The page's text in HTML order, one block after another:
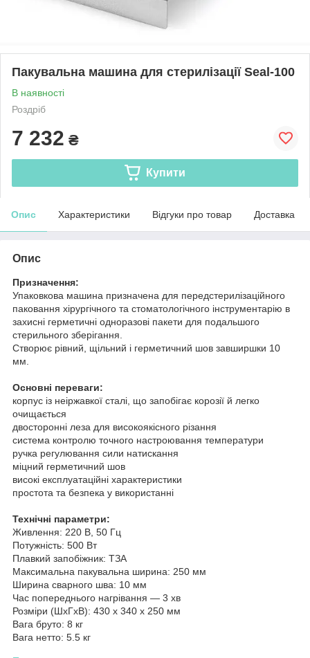
Пакувальна машина для стерилізації Seal-100
В наявності
Роздріб
7 232 ₴
Купити
Опис Характеристики Відгуки про товар Доставка
Опис
Призначення:
Упаковкова машина призначена для передстерилізаційного
паковання хірургічного та стоматологічного інструментарію в
захисні герметичні одноразові пакети для подальшого
стерильного зберігання.
Створює рівний, щільний і герметичний шов завширшки 10
мм.
Основні переваги:
корпус із неіржавкої сталі, що запобігає корозії й легко
очищається
двосторонні леза для високоякісного різання
система контролю точного настроювання температури
ручка регулювання сили натискання
міцний герметичний шов
високі експлуатаційні характеристики
простота та безпека у використанні
Технічні параметри:
Живлення: 220 В, 50 Гц
Потужність: 500 Вт
Плавкий запобіжник: ТЗА
Максимальна пакувальна ширина: 250 мм
Ширина сварного шва: 10 мм
Час попереднього нагрівання — 3 хв
Розміри (ШхГхВ): 430 x 340 x 250 мм
Вага бруто: 8 кг
Вага нетто: 5.5 кг